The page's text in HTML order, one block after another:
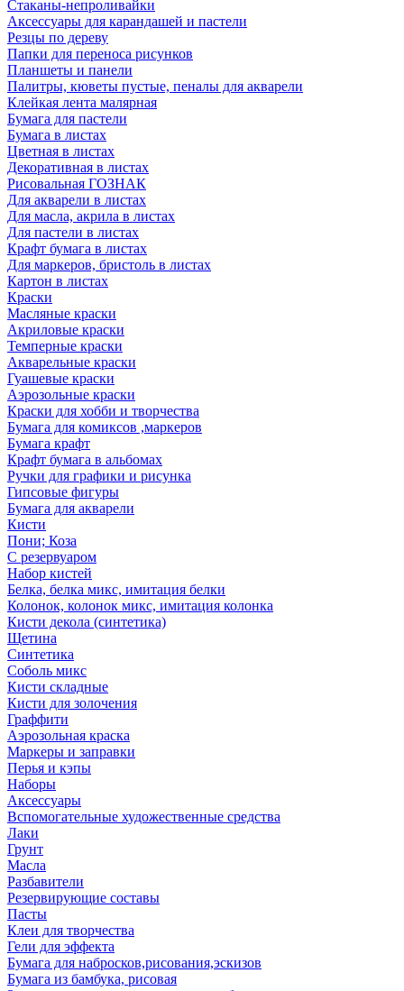
Стаканы-непроливайки
Аксессуары для карандашей и пастели
Резцы по дереву
Папки для переноса рисунков
Планшеты и панели
Палитры, кюветы пустые, пеналы для акварели
Клейкая лента малярная
Бумага для пастели
Бумага в листах
Цветная в листах
Декоративная в листах
Рисовальная ГОЗНАК
Для акварели в листах
Для масла, акрила в листах
Для пастели в листах
Крафт бумага в листах
Для маркеров, бристоль в листах
Картон в листах
Краски
Масляные краски
Акриловые краски
Темперные краски
Акварельные краски
Гуашевые краски
Аэрозольные краски
Краски для хобби и творчества
Бумага для комиксов ,маркеров
Бумага крафт
Крафт бумага в альбомах
Ручки для графики и рисунка
Гипсовые фигуры
Бумага для акварели
Кисти
Пони; Коза
С резервуаром
Набор кистей
Белка, белка микс, имитация белки
Колонок, колонок микс, имитация колонка
Кисти декола (синтетика)
Щетина
Синтетика
Соболь микс
Кисти складные
Кисти для золочения
Граффити
Аэрозольная краска
Маркеры и заправки
Перья и кэпы
Наборы
Аксессуары
Вспомогательные художественные средства
Лаки
Грунт
Масла
Разбавители
Резервирующие составы
Пасты
Клеи для творчества
Гели для эффекта
Бумага для набросков,рисования,эскизов
Бумага из бамбука, рисовая